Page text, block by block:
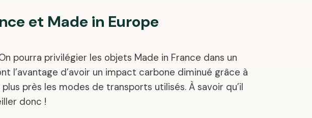
et Made in Europe
pourra privilégier les objets Made in France dans un
l’avantage d’avoir un impact carbone diminué grâce à
près les modes de transports utilisés. À savoir qu’il
donc !